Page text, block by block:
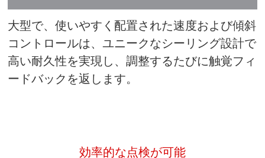
大型で、使いやすく配置された速度および傾斜
コントロールは、ユニークなシーリング設計で
高い耐久性を実現し、調整するたびに触覚フィ
ードバックを返します。
効率的な点検が可能